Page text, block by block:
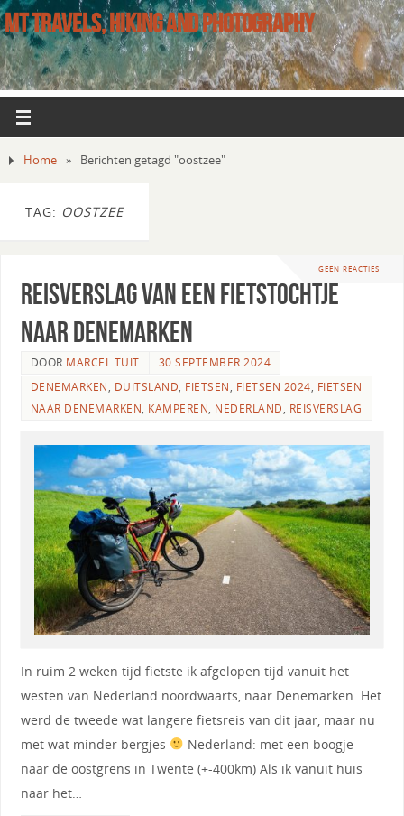
MT TRAVELS, HIKING AND PHOTOGRAPHY
Home » Berichten getagd "oostzee"
TAG: OOSTZEE
GEEN REACTIES
Reisverslag van een fietstochtje
naar Denemarken
DOOR MARCEL TUIT
30 SEPTEMBER 2024
DENEMARKEN, DUITSLAND, FIETSEN, FIETSEN 2024, FIETSEN
NAAR DENEMARKEN, KAMPEREN, NEDERLAND, REISVERSLAG
In ruim 2 weken tijd fietste ik afgelopen tijd vanuit het
westen van Nederland noordwaarts, naar Denemarken. Het
werd de tweede wat langere fietsreis van dit jaar, maar nu
met wat minder bergjes
Nederland: met een boogje
naar de oostgrens in Twente (+-400km) Als ik vanuit huis
naar het…